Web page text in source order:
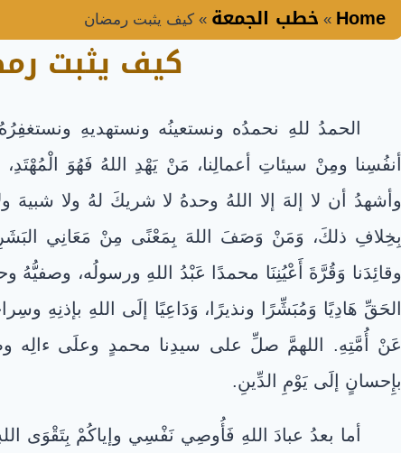
كيف يثبت
Home
» خطب الجمعة » كيف يثبت رمضان
الحمدُ للهِ نحمدُه ونستعينُه ونستهديهِ
أنفُسِنا ومِنْ سيئاتِ أعمالِنا، مَنْ يَهْدِ اللهُ فَهُوَ
وأشهدُ أن لا إلهَ إلا اللهُ وحدهُ لا شريكَ لهُ ولا شبيهَ
بِخِلافِ ذلكَ، وَمَنْ وَصَفَ اللهَ بِمَعْنًى مِنْ مَعَانِي البَشَرِ
وقائِدَنا وَقُرَّةَ أَعْيُنِنَا محمدًا عَبْدُ اللهِ ورسولُه، وصفيُّهُ
الحَقِّ هَادِيًا وَمُبَشِّرًا ونذيرًا، وَدَاعِيًا إلَى اللهِ بإذنِهِ
عَنْ أُمَّتِهِ. اللهمَّ صلِّ على سيدِنا محمدٍ وعلَى ءالِه
بإِحسانٍ إلَى يَوْمِ الدِّينِ.
أما بعدُ عبادَ اللهِ فَأُوصِي نَفْسِي وإياكُمْ بِتَقْوَى